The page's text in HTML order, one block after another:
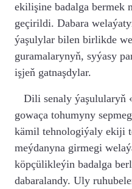
ekilişine badalga bermek
geçirildi. Dabara
ýaşulylar bilen birlikde
guramalarynyň, syýasy
işjeň gatnaşdylar.
Dili senaly ýaşulularyň
gowaça tohumyny
kämil tehnologiýaly ekiji
meýdanyna girmegi
köpçülikleýin badalga
dabaralandy. Uly